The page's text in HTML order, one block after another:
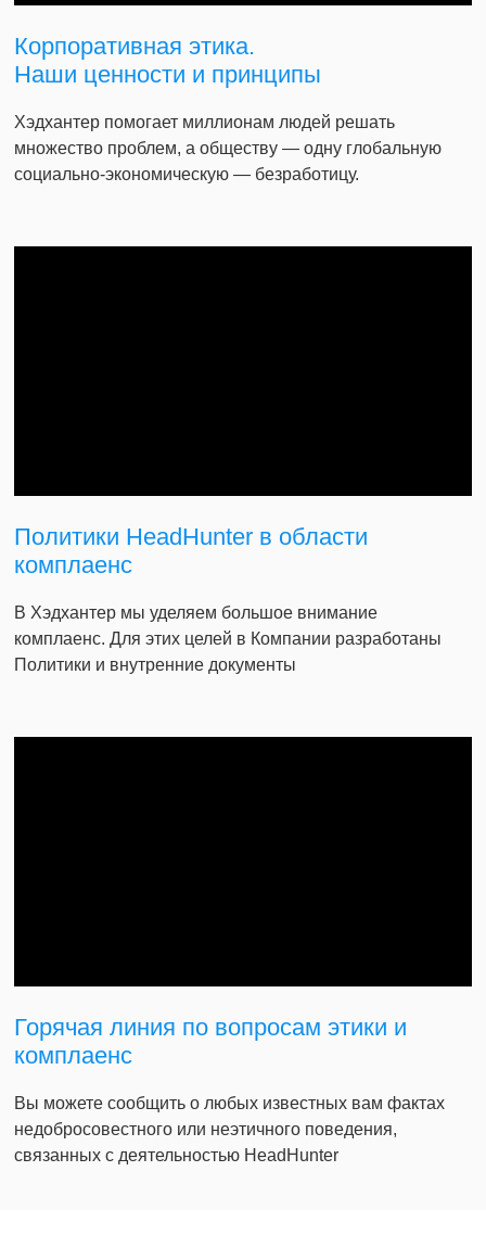
Корпоративная этика.
Наши ценности и принципы
Хэдхантер помогает миллионам людей решать
множество проблем, а обществу — одну глобальную
социально-экономическую — безработицу.
Политики HeadHunter в области
комплаенс
В Хэдхантер мы уделяем большое внимание
комплаенс. Для этих целей в Компании разработаны
Политики и внутренние документы
Горячая линия по вопросам этики и
комплаенс
Вы можете сообщить о любых известных вам фактах
недобросовестного или неэтичного поведения,
связанных с деятельностью HeadHunter